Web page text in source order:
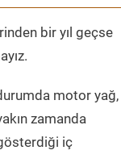
bir yıl geçse
motor yağ,
zamanda
iç